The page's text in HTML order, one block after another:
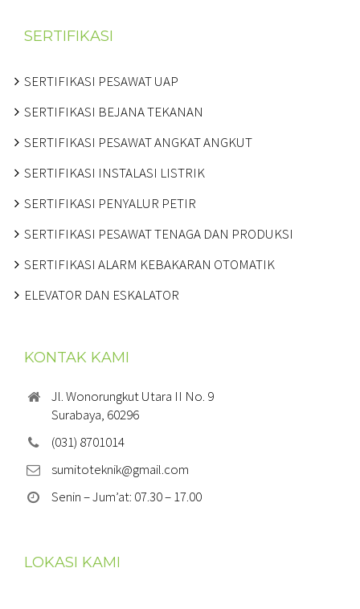
SERTIFIKASI
SERTIFIKASI PESAWAT UAP
SERTIFIKASI BEJANA TEKANAN
SERTIFIKASI PESAWAT ANGKAT ANGKUT
SERTIFIKASI INSTALASI LISTRIK
SERTIFIKASI PENYALUR PETIR
SERTIFIKASI PESAWAT TENAGA DAN PRODUKSI
SERTIFIKASI ALARM KEBAKARAN OTOMATIK
ELEVATOR DAN ESKALATOR
KONTAK KAMI
Jl. Wonorungkut Utara II No. 9
Surabaya, 60296
(031) 8701014
sumitoteknik@gmail.com
Senin – Jum’at: 07.30 – 17.00
LOKASI KAMI